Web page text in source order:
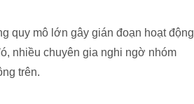
quy mô lớn gây gián đoạn hoạt động
nhiều chuyên gia nghi ngờ nhóm
trên.